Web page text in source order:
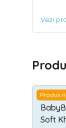
Vezi
Produs
Soft